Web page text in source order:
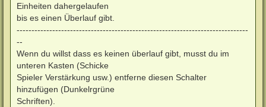
Einheiten dahergelaufen
bis es einen Überlauf gibt.
------------------------------------------------------------------------------
--
Wenn du willst dass es keinen überlauf gibt, musst du im
unteren Kasten (Schicke
Spieler Verstärkung usw.) entferne diesen Schalter
hinzufügen (Dunkelrgrüne
Schriften).